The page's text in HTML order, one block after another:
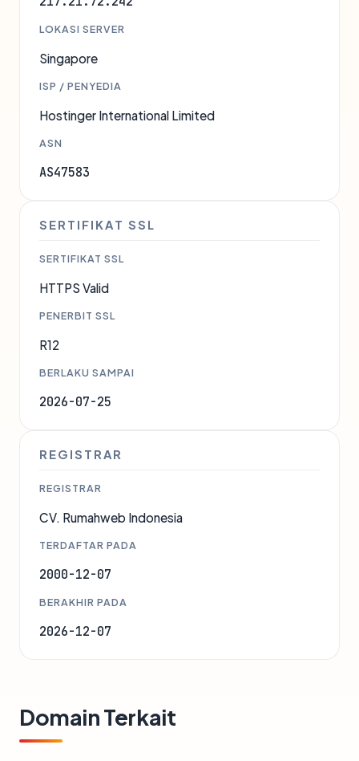
LOKASI SERVER
Singapore
ISP / PENYEDIA
Hostinger International Limited
ASN
AS47583
SERTIFIKAT SSL
SERTIFIKAT SSL
HTTPS Valid
PENERBIT SSL
R12
BERLAKU SAMPAI
2026-07-25
REGISTRAR
REGISTRAR
CV. Rumahweb Indonesia
TERDAFTAR PADA
2000-12-07
BERAKHIR PADA
2026-12-07
Domain Terkait